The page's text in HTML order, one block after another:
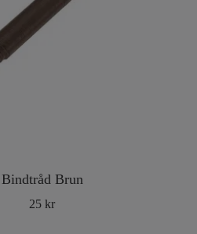
Bindtråd Brun
25 kr